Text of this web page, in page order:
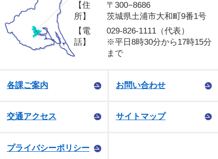
【住
所】
〒300−8686
茨城県土浦市大和町9番1号
【電
話】
029-826-1111（代表）
※平日8時30分から17時15分
まで
各課ご案内 お問い合わせ
交通アクセス サイトマップ
プライバシーポリシー